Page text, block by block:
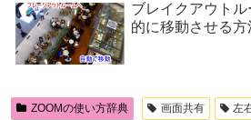
ブレイクアウト
的に移動させる方
ZOOMの使い方辞典 画面共有 左